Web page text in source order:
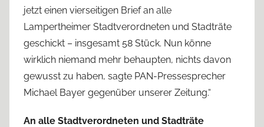
jetzt einen vierseitigen Brief an alle
Lampertheimer Stadtverordneten und Stadträte
geschickt – insgesamt 58 Stück. Nun könne
wirklich niemand mehr behaupten, nichts davon
gewusst zu haben, sagte PAN-Pressesprecher
Michael Bayer gegenüber unserer Zeitung.“
An alle Stadtverordneten und Stadträte